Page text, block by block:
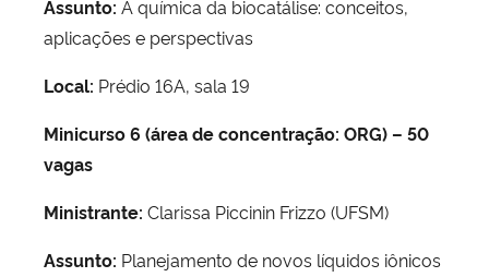
Assunto: A química da biocatálise: conceitos,
aplicações e perspectivas
Local: Prédio 16A, sala 19
Minicurso 6 (área de concentração: ORG) – 50
vagas
Ministrante: Clarissa Piccinin Frizzo (UFSM)
Assunto: Planejamento de novos líquidos iônicos